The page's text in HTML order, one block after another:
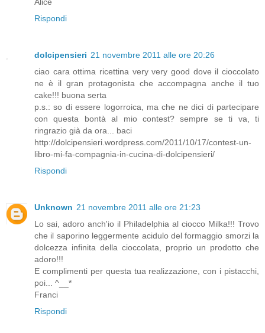
Alice
Rispondi
dolcipensieri 21 novembre 2011 alle ore 20:26
ciao cara ottima ricettina very very good dove il cioccolato
ne è il gran protagonista che accompagna anche il tuo
cake!!! buona serta
p.s.: so di essere logorroica, ma che ne dici di partecipare
con questa bontà al mio contest? sempre se ti va, ti
ringrazio già da ora... baci
http://dolcipensieri.wordpress.com/2011/10/17/contest-un-
libro-mi-fa-compagnia-in-cucina-di-dolcipensieri/
Rispondi
Unknown 21 novembre 2011 alle ore 21:23
Lo sai, adoro anch'io il Philadelphia al ciocco Milka!!! Trovo
che il saporino leggermente acidulo del formaggio smorzi la
dolcezza infinita della cioccolata, proprio un prodotto che
adoro!!!
E complimenti per questa tua realizzazione, con i pistacchi,
poi... ^__*
Franci
Rispondi